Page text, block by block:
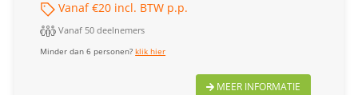
Vanaf €20 incl. BTW p.p.
Vanaf 50 deelnemers
Minder dan 6 personen?klik hier
MEER INFORMATIE